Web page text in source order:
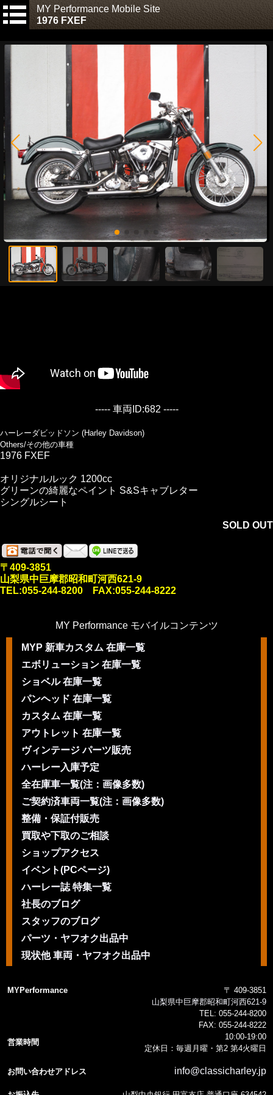
MY Performance Mobile Site
1976 FXEF
----- 車両ID:682 -----
ハーレーダビッドソン (Harley Davidson)
Others/その他の車種
1976 FXEF
オリジナルルック 1200cc
グリーンの綺麗なペイント S&Sキャブレター
シングルシート
SOLD OUT
〒409-3851
山梨県中巨摩郡昭和町河西621-9
TEL:055-244-8200 FAX:055-244-8222
MY Performance モバイルコンテンツ
MYP 新車カスタム 在庫一覧
エボリューション 在庫一覧
ショベル 在庫一覧
パンヘッド 在庫一覧
カスタム 在庫一覧
アウトレット 在庫一覧
ヴィンテージ パーツ販売
ハーレー入庫予定
全在庫車一覧(注：画像多数)
ご契約済車両一覧(注：画像多数)
整備・保証付販売
買取や下取のご相談
ショップアクセス
イベント(PCページ)
ハーレー誌 特集一覧
社長のブログ
スタッフのブログ
パーツ・ヤフオク出品中
現状他 車両・ヤフオク出品中
MYPerformance
〒 409-3851
山梨県中巨摩郡昭和町河西621-9
TEL: 055-244-8200
FAX: 055-244-8222
営業時間
10:00-19:00
定休日：毎週月曜・第2 第4火曜日
お問い合わせアドレス info@classicharley.jp